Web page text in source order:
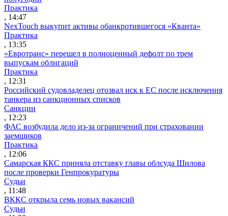
Практика
, 14:47
NexTouch выкупит активы обанкротившегося «Кванта»
Практика
, 13:35
«Евротранс» перешел в полноценный дефолт по трем
выпускам облигаций
Практика
, 12:31
Российский судовладелец отозвал иск к ЕС после исключения
танкера из санкционных списков
Санкции
, 12:23
ФАС возбудила дело из-за ограничений при страховании
заемщиков
Практика
, 12:06
Самарская ККС приняла отставку главы облсуда Шилова
после проверки Генпрокуратуры
Судьи
, 11:48
ВККС открыла семь новых вакансий
Судьи